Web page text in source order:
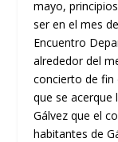
mayo,
ser en el mes
Encuentro
alrededor del
concierto de fin
que se
Gálvez que el
habitantes de